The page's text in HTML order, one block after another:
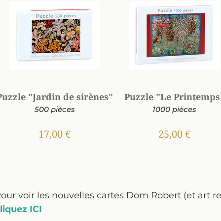
"Jardin de sirènes"
500 pièces
17,00 €
Puzzle "Le
1000 pièces
25,00 €
voir les nouvelles cartes Dom Robert (et art
ICI